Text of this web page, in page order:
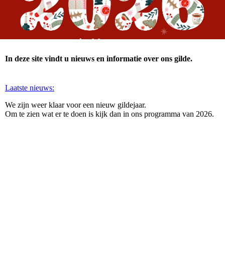
In deze site vindt u nieuws en informatie over ons gilde.
Laatste nieuws:
We zijn weer klaar voor een nieuw gildejaar.
Om te zien wat er te doen is kijk dan in ons programma van 2026.